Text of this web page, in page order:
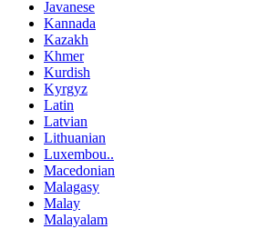
Javanese
Kannada
Kazakh
Khmer
Kurdish
Kyrgyz
Latin
Latvian
Lithuanian
Luxembou..
Macedonian
Malagasy
Malay
Malayalam